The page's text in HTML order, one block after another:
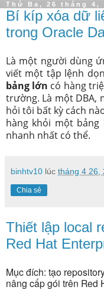
Thứ Ba, 26 tháng 4,
Bí kíp xóa dữ
trong Oracle
Là một người dùng
viết một tập lệnh
bảng lớn có hàng
trường. Là một DBA,
hỏi tôi bất kỳ cách
hàng khỏi một
nhanh nhất có thể.
binhtv10 lúc tháng 4 26,
Chia sẻ
Thiết lập local
Red Hat
Mục đích: tạo
nâng cấp gói trên Red